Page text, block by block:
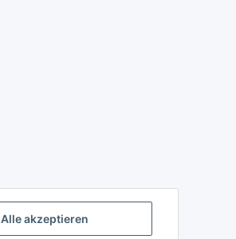
Alle akzeptieren